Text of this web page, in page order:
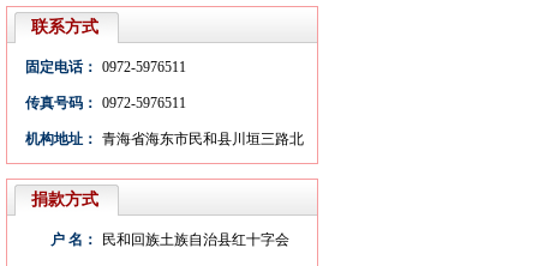
联系方式
固定电话： 0972-5976511
传真号码： 0972-5976511
机构地址： 青海省海东市民和县川垣三路北
捐款方式
户 名： 民和回族土族自治县红十字会